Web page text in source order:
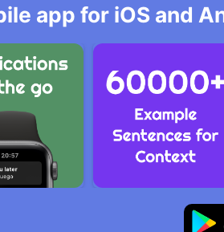
app for iOS and